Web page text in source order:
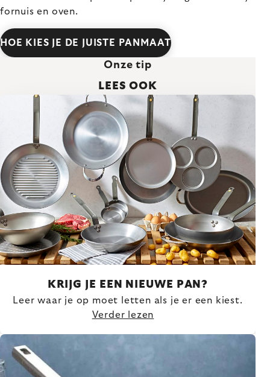
fornuis en oven.
HOE KIES JE DE JUISTE PANMAAT
Onze tip
LEES OOK
KRIJG JE EEN NIEUWE PAN?
Leer waar je op moet letten als je er een kiest.
Verder lezen